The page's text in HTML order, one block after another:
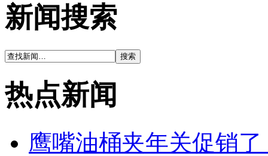
新闻搜索
热点新闻
鹰嘴油桶夹年关促销